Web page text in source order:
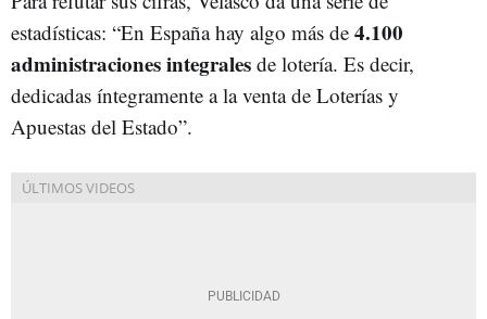
estadísticas: “En España hay algo más de 4.100
administraciones integrales de lotería. Es decir,
dedicadas íntegramente a la venta de Loterías y
Apuestas del Estado”.